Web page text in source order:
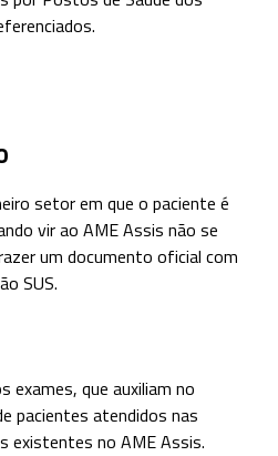
setor em que o paciente é
vir ao AME Assis não se
um documento oficial com
SUS.
exames, que auxiliam no
pacientes atendidos nas
existentes no AME Assis.